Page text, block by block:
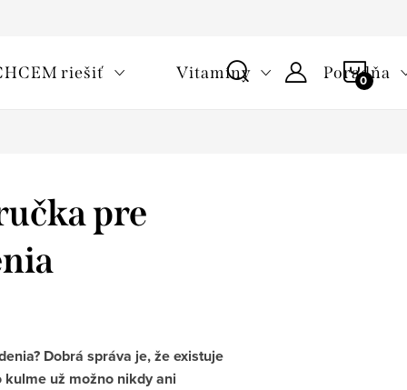
riešiť Vitamíny Poradňa
pre
Dobrá správa je, že existuje
už možno nikdy ani